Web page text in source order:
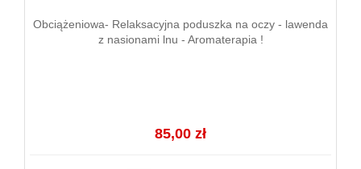
Obciążeniowa- Relaksacyjna poduszka na oczy - lawenda
z nasionami lnu - Aromaterapia !
85,00 zł